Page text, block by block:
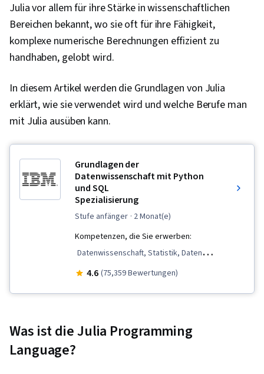
Julia vor allem für ihre Stärke in wissenschaftlichen
Bereichen bekannt, wo sie oft für ihre Fähigkeit,
komplexe numerische Berechnungen effizient zu
handhaben, gelobt wird.
In diesem Artikel werden die Grundlagen von Julia
erklärt, wie sie verwendet wird und welche Berufe man
mit Julia ausüben kann.
Grundlagen der
Datenwissenschaft mit Python
und SQL
Spezialisierung
stufe anfänger · 2 Monat(e)
Kompetenzen, die Sie erwerben:
Datenwissenschaft, Statistik, Daten
importieren/exportieren, Python-
Web-Scraping, NumPy, Dashboard, R
Programmierung, Statistische Analyse,
4.6 (75,359 Bewertungen)
Was ist die Julia Programming
Language?